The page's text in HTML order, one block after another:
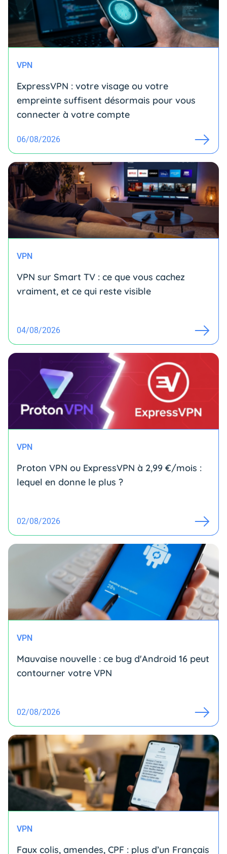
VPN
ExpressVPN : votre visage ou votre
empreinte suffisent désormais pour vous
connecter à votre compte
06/08/2026
VPN
VPN sur Smart TV : ce que vous cachez
vraiment, et ce qui reste visible
04/08/2026
VPN
Proton VPN ou ExpressVPN à 2,99 €/mois :
lequel en donne le plus ?
02/08/2026
VPN
Mauvaise nouvelle : ce bug d'Android 16 peut
contourner votre VPN
02/08/2026
VPN
Faux colis, amendes, CPF : plus d’un Français